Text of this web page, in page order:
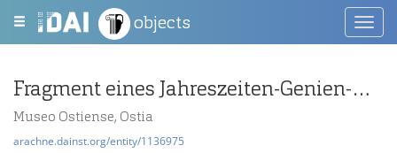
objects
Fragment eines Jahreszeiten-Genien-Deckels
Museo Ostiense, Ostia
arachne.dainst.org/entity/1136975